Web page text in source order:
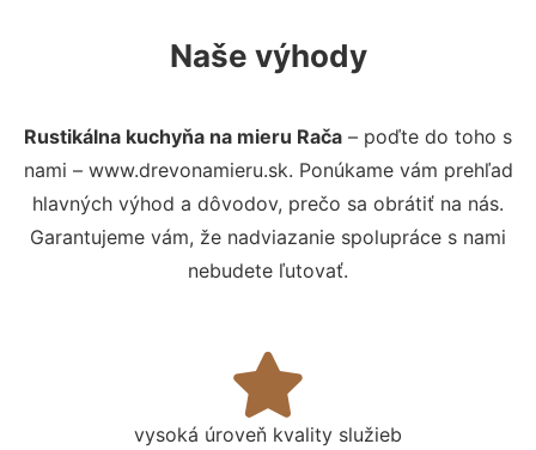
Naše výhody
Rustikálna kuchyňa na mieru Rača – poďte do toho s
nami – www.drevonamieru.sk. Ponúkame vám prehľad
hlavných výhod a dôvodov, prečo sa obrátiť na nás.
Garantujeme vám, že nadviazanie spolupráce s nami
nebudete ľutovať.
vysoká úroveň kvality služieb